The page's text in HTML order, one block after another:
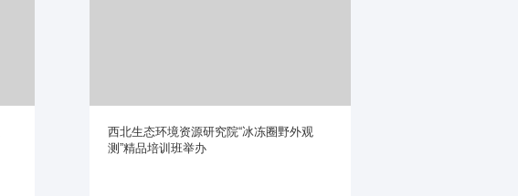
西北生态环境资源研究院“冰冻圈野外观
测”精品培训班举办